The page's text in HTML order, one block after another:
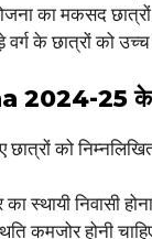
का मकसद
वर्ग के छात्रों को
25 के
को निम्नलिखित
स्थायी निवासी
कमजोर होनी